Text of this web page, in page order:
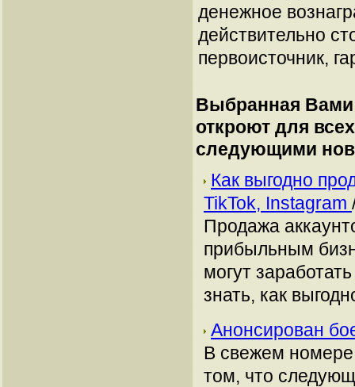
денежное
действительно
первоисточник,
Выбранная Вами
откроют для всех
следующими
Как выгодно
TikTok, Instagram
Продажа
прибыльным
могут
знать, как
Анонсирован
В свежем
том, что